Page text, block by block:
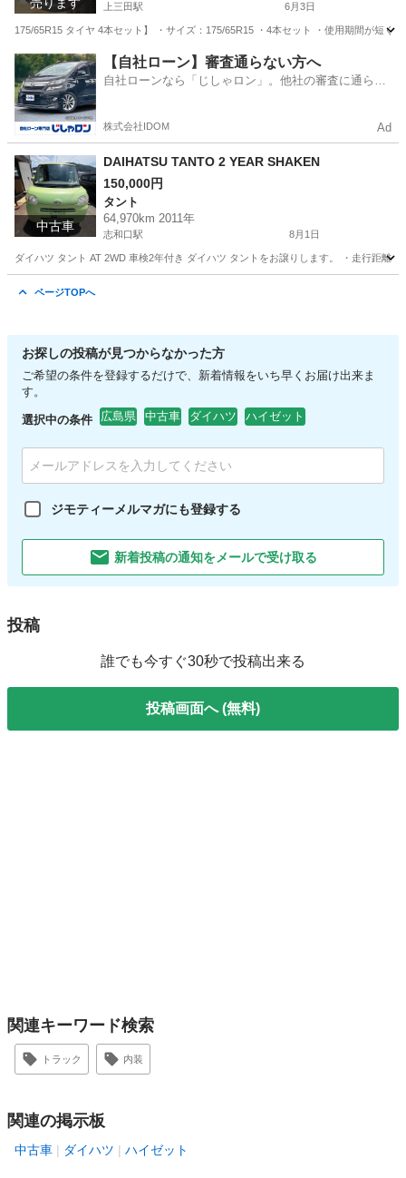
上三田駅 6月3日
175/65R15 タイヤ 4本セット】 ・サイズ：175/65R15 ・4本セット ・使用期間が短
広島 安芸高田市 上三田駅 タイヤ、ホイール セット
【自社ローン】審査通らない方へ
自社ローンなら「じしゃロン」。他社の審査に通らな
株式会社IDOM Ad
中古車
DAIHATSU TANTO 2 YEAR SHAKEN
150,000円
タント
64,970km 2011年
志和口駅 8月1日
ダイハツ タント AT 2WD 車検2年付き ダイハツ タントをお譲りします。 ・走行距離
ページTOPへ
お探しの投稿が見つからなかった方
ご希望の条件を登録するだけで、新着情報をいち早くお届け出来ま
す。
選択中の条件 広島県 中古車 ダイハツ ハイゼット
ジモティーメルマガにも登録する
新着投稿の通知をメールで受け取る
投稿
誰でも今すぐ30秒で投稿出来る
投稿画面へ (無料)
関連キーワード検索
トラック 内装
関連の掲示板
中古車 ダイハツ ハイゼット